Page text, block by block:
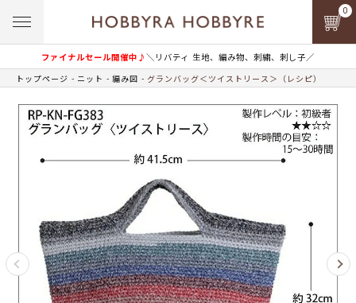
ファイナルセール開催中♪＼リバティ 生地、編み物、刺繍、刺し子／
0
トップページ ニット 編み図 グランバッグ＜ツイストリース＞（レシピ）